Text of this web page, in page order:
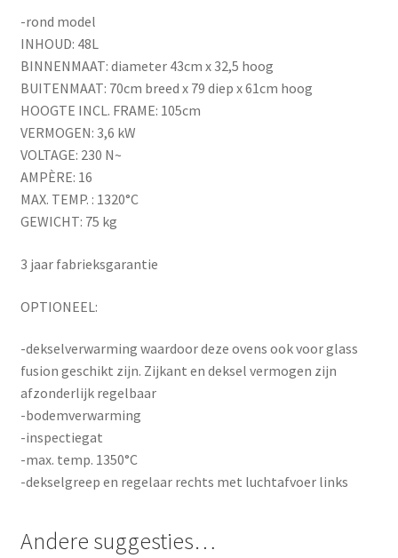
-rond model
INHOUD: 48L
BINNENMAAT: diameter 43cm x 32,5 hoog
BUITENMAAT: 70cm breed x 79 diep x 61cm hoog
HOOGTE INCL. FRAME: 105cm
VERMOGEN: 3,6 kW
VOLTAGE: 230 N~
AMPÈRE: 16
MAX. TEMP. : 1320°C
GEWICHT: 75 kg
3 jaar fabrieksgarantie
OPTIONEEL:
-dekselverwarming waardoor deze ovens ook voor glass
fusion geschikt zijn. Zijkant en deksel vermogen zijn
afzonderlijk regelbaar
-bodemverwarming
-inspectiegat
-max. temp. 1350°C
-dekselgreep en regelaar rechts met luchtafvoer links
Andere suggesties…